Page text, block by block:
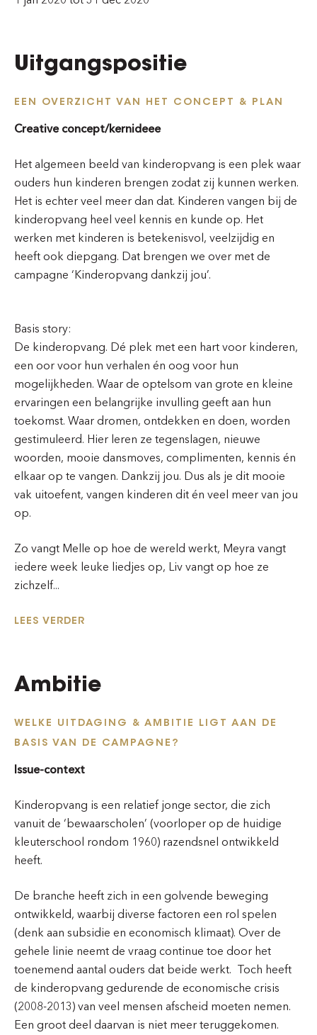
Uitgangspositie
EEN OVERZICHT VAN HET CONCEPT & PLAN
Creative concept/kernideee
Het algemeen beeld van kinderopvang is een plek waar
ouders hun kinderen brengen zodat zij kunnen werken.
Het is echter veel meer dan dat. Kinderen vangen bij de
kinderopvang heel veel kennis en kunde op. Het
werken met kinderen is betekenisvol, veelzijdig en
heeft ook diepgang. Dat brengen we over met de
campagne ‘Kinderopvang dankzij jou’.
Basis story:
De kinderopvang. Dé plek met een hart voor kinderen,
een oor voor hun verhalen én oog voor hun
mogelijkheden. Waar de optelsom van grote en kleine
ervaringen een belangrijke invulling geeft aan hun
toekomst. Waar dromen, ontdekken en doen, worden
gestimuleerd. Hier leren ze tegenslagen, nieuwe
woorden, mooie dansmoves, complimenten, kennis én
elkaar op te vangen. Dankzij jou. Dus als je dit mooie
vak uitoefent, vangen kinderen dit én veel meer van jou
op.
Zo vangt Melle op hoe de wereld werkt, Meyra vangt
iedere week leuke liedjes op, Liv vangt op hoe ze
zichzelf...
LEES VERDER
Ambitie
WELKE UITDAGING & AMBITIE LIGT AAN DE
BASIS VAN DE CAMPAGNE?
Issue-context
Kinderopvang is een relatief jonge sector, die zich
vanuit de ‘bewaarscholen’ (voorloper op de huidige
kleuterschool rondom 1960) razendsnel ontwikkeld
heeft.
De branche heeft zich in een golvende beweging
ontwikkeld, waarbij diverse factoren een rol spelen
(denk aan subsidie en economisch klimaat). Over de
gehele linie neemt de vraag continue toe door het
toenemend aantal ouders dat beide werkt. Toch heeft
de kinderopvang gedurende de economische crisis
(2008-2013) van veel mensen afscheid moeten nemen.
Een groot deel daarvan is niet meer teruggekomen.